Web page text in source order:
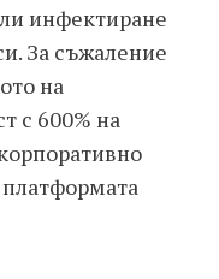
инфектиране
За съжаление
на
с 600% на